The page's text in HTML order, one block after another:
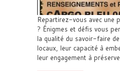
Repartirez-vous avec une
? Énigmes et défis vous
la qualité du savoir-faire
locaux, leur capacité à
leur engagement à